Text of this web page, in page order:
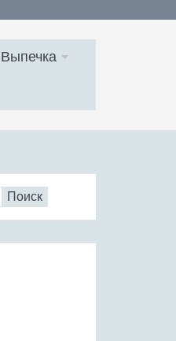
Выпечка
Поиск